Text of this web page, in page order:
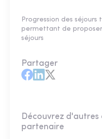
Progression des séjours
permettant de
séjours
Partager
Découvrez d'autres
partenaire